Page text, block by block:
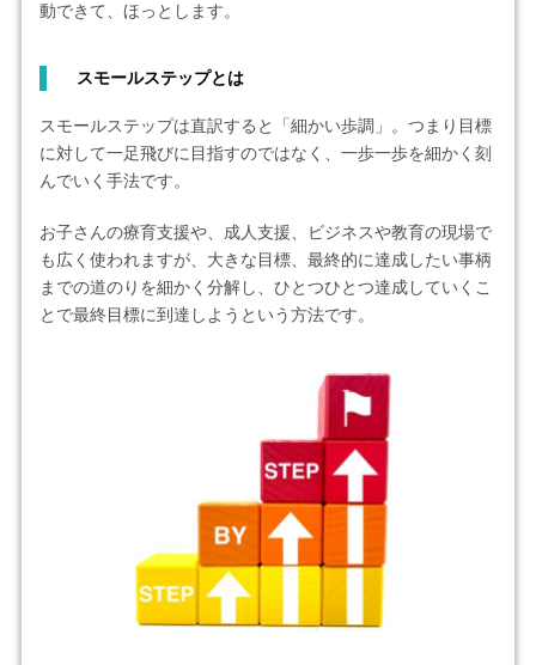
動できて、ほっとします。
スモールステップとは
スモールステップは直訳すると「細かい歩調」。つまり目標
に対して一足飛びに目指すのではなく、一歩一歩を細かく刻
んでいく手法です。
お子さんの療育支援や、成人支援、ビジネスや教育の現場で
も広く使われますが、大きな目標、最終的に達成したい事柄
までの道のりを細かく分解し、ひとつひとつ達成していくこ
とで最終目標に到達しようという方法です。